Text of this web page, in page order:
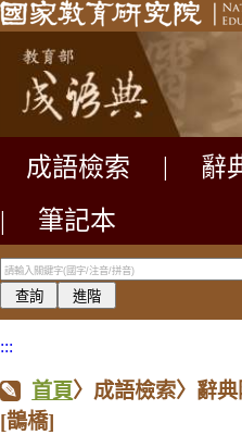
成語檢索 辭
|
筆記本
:::
首頁〉成語檢索〉辭典
[鵲橋]